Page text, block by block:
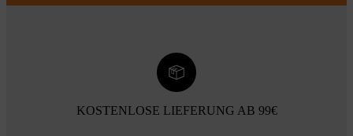
KOSTENLOSE LIEFERUNG AB 99€